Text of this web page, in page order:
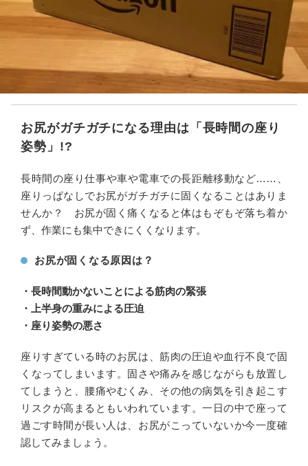
お尻がガチガチになる理由は「長時間の座り
姿勢」!?
長時間の座り仕事や車や電車での長距離移動など……、
座りっぱなしでお尻がガチガチに固くなることはありま
せんか？ お尻が固く痛くなると体はもぞもぞ落ち着か
ず、作業にも集中できにくくなります。
お尻が固くなる原因は？
・長時間動かないことによる筋肉の緊張
・上半身の重みによる圧迫
・座り姿勢の悪さ
座りすぎている時のお尻は、筋肉の圧迫や血行不良で固
くなってしまいます。固さや痛みを感じながらも放置し
てしまうと、腰痛やむくみ、その他の病気を引き起こす
リスクが高まるともいわれています。一日の中で座って
過ごす時間が長い人は、お尻がこっていないか今一度確
認してみましょう。